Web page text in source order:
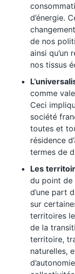
d’énergie.
de nos
ainsi qu’un
nos tissus
comme
Ceci
société
toutes et
résidence
termes de
Les
du point de
d’une part
sur
territoires
de la
territoire,
naturelles,